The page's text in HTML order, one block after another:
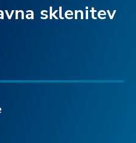
sklenitev